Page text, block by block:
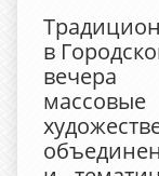
в
вечера